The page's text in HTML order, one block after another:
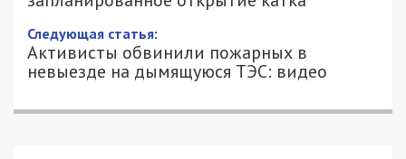
Следующая статья:
Активисты обвинили пожарных в
невыезде на дымящуюся ТЭС: видео